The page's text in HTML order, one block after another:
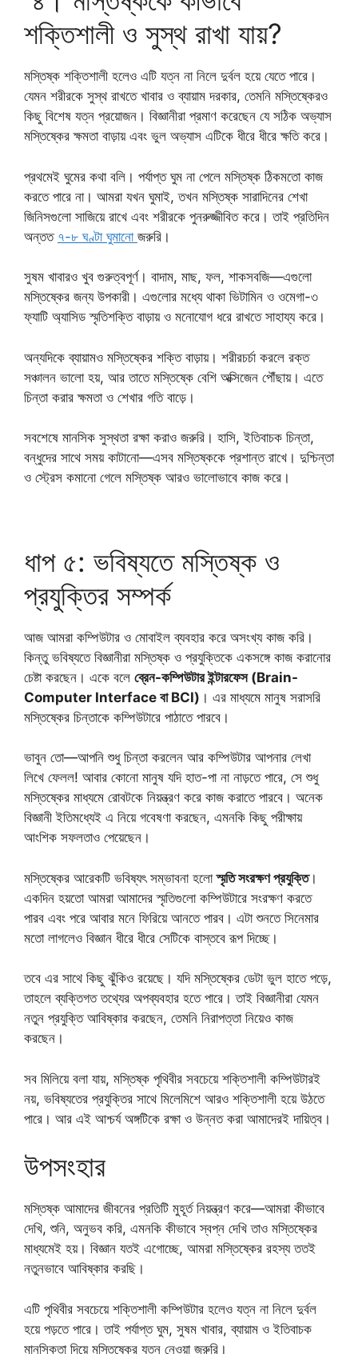
শক্তিশালী ও সুস্থ রাখা যায়?
মস্তিষ্ক শক্তিশালী হলেও এটি যত্ন না নিলে দুর্বল হয়ে যেতে পারে।
যেমন শরীরকে সুস্থ রাখতে খাবার ও ব্যায়াম দরকার, তেমনি মস্তিষ্কেরও
কিছু বিশেষ যত্ন প্রয়োজন। বিজ্ঞানীরা প্রমাণ করেছেন যে সঠিক অভ্যাস
মস্তিষ্কের ক্ষমতা বাড়ায় এবং ভুল অভ্যাস এটিকে ধীরে ধীরে ক্ষতি করে।
প্রথমেই ঘুমের কথা বলি। পর্যাপ্ত ঘুম না পেলে মস্তিষ্ক ঠিকমতো কাজ
করতে পারে না। আমরা যখন ঘুমাই, তখন মস্তিষ্ক সারাদিনের শেখা
জিনিসগুলো সাজিয়ে রাখে এবং শরীরকে পুনরুজ্জীবিত করে। তাই প্রতিদিন
অন্তত ৭-৮ ঘণ্টা ঘুমানো জরুরি।
সুষম খাবারও খুব গুরুত্বপূর্ণ। বাদাম, মাছ, ফল, শাকসবজি—এগুলো
মস্তিষ্কের জন্য উপকারী। এগুলোর মধ্যে থাকা ভিটামিন ও ওমেগা-৩
ফ্যাটি অ্যাসিড স্মৃতিশক্তি বাড়ায় ও মনোযোগ ধরে রাখতে সাহায্য করে।
অন্যদিকে ব্যায়ামও মস্তিষ্কের শক্তি বাড়ায়। শরীরচর্চা করলে রক্ত
সঞ্চালন ভালো হয়, আর তাতে মস্তিষ্কে বেশি অক্সিজেন পৌঁছায়। এতে
চিন্তা করার ক্ষমতা ও শেখার গতি বাড়ে।
সবশেষে মানসিক সুস্থতা রক্ষা করাও জরুরি। হাসি, ইতিবাচক চিন্তা,
বন্ধুদের সাথে সময় কাটানো—এসব মস্তিষ্ককে প্রশান্ত রাখে। দুশ্চিন্তা
ও স্ট্রেস কমানো গেলে মস্তিষ্ক আরও ভালোভাবে কাজ করে।
ধাপ ৫: ভবিষ্যতে মস্তিষ্ক ও
প্রযুক্তির সম্পর্ক
আজ আমরা কম্পিউটার ও মোবাইল ব্যবহার করে অসংখ্য কাজ করি।
কিন্তু ভবিষ্যতে বিজ্ঞানীরা মস্তিষ্ক ও প্রযুক্তিকে একসঙ্গে কাজ করানোর
চেষ্টা করছেন। একে বলে ব্রেন-কম্পিউটার ইন্টারফেস (Brain-
Computer Interface বা BCI) । এর মাধ্যমে মানুষ সরাসরি
মস্তিষ্কের চিন্তাকে কম্পিউটারে পাঠাতে পারবে।
ভাবুন তো—আপনি শুধু চিন্তা করলেন আর কম্পিউটার আপনার লেখা
লিখে ফেলল! আবার কোনো মানুষ যদি হাত-পা না নাড়তে পারে, সে শুধু
মস্তিষ্কের মাধ্যমে রোবটকে নিয়ন্ত্রণ করে কাজ করাতে পারবে। অনেক
বিজ্ঞানী ইতিমধ্যেই এ নিয়ে গবেষণা করছেন, এমনকি কিছু পরীক্ষায়
আংশিক সফলতাও পেয়েছেন।
মস্তিষ্কের আরেকটি ভবিষ্যৎ সম্ভাবনা হলোস্মৃতি সংরক্ষণ প্রযুক্তি।
একদিন হয়তো আমরা আমাদের স্মৃতিগুলো কম্পিউটারে সংরক্ষণ করতে
পারব এবং পরে আবার মনে ফিরিয়ে আনতে পারব। এটা শুনতে সিনেমার
মতো লাগলেও বিজ্ঞান ধীরে ধীরে সেটিকে বাস্তবে রূপ দিচ্ছে।
তবে এর সাথে কিছু ঝুঁকিও রয়েছে। যদি মস্তিষ্কের ডেটা ভুল হাতে পড়ে,
তাহলে ব্যক্তিগত তথ্যের অপব্যবহার হতে পারে। তাই বিজ্ঞানীরা যেমন
নতুন প্রযুক্তি আবিষ্কার করছেন, তেমনি নিরাপত্তা নিয়েও কাজ
করছেন।
সব মিলিয়ে বলা যায়, মস্তিষ্ক পৃথিবীর সবচেয়ে শক্তিশালী কম্পিউটারই
নয়, ভবিষ্যতের প্রযুক্তির সাথে মিলেমিশে আরও শক্তিশালী হয়ে উঠতে
পারে। আর এই আশ্চর্য অঙ্গটিকে রক্ষা ও উন্নত করা আমাদেরই দায়িত্ব।
উপসংহার
মস্তিষ্ক আমাদের জীবনের প্রতিটি মুহূর্ত নিয়ন্ত্রণ করে—আমরা কীভাবে
দেখি, শুনি, অনুভব করি, এমনকি কীভাবে স্বপ্ন দেখি তাও মস্তিষ্কের
মাধ্যমেই হয়। বিজ্ঞান যতই এগোচ্ছে, আমরা মস্তিষ্কের রহস্য ততই
নতুনভাবে আবিষ্কার করছি।
এটি পৃথিবীর সবচেয়ে শক্তিশালী কম্পিউটার হলেও যত্ন না নিলে দুর্বল
হয়ে পড়তে পারে। তাই পর্যাপ্ত ঘুম, সুষম খাবার, ব্যায়াম ও ইতিবাচক
মানসিকতা দিয়ে মস্তিষ্কের যত্ন নেওয়া জরুরি।